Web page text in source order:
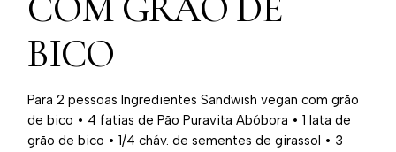
BICO
Para 2 pessoas Ingredientes Sandwish vegan com grão
de bico • 4 fatias de Pão Puravita Abóbora • 1 lata de
grão de bico • 1/4 cháv. de sementes de girassol • 3